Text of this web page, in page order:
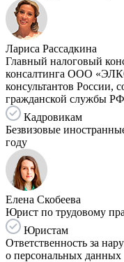
Лариса Рассадкина
Главный налоговый
консалтинга ООО
консультантов России,
гражданской службы РФ
Кадровикам
Безвизовые
году
Елена Скобеева
Юрист по трудовому
Юристам
Ответственность за
о персональных данных